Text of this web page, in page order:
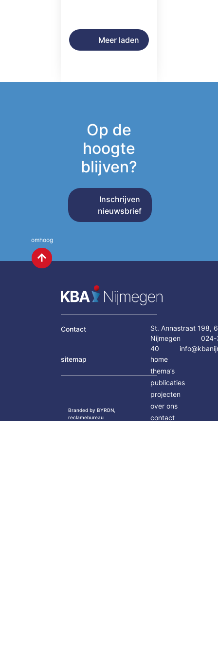
Meer laden
Op de
hoogte
blijven?
Inschrijven
nieuwsbrief
omhoog
Contact
St. Annastraat 198,
Nijmegen
024-
40
sitemap
home
thema’s
publicaties
projecten
over ons
contact
Branded by BYRON,
reclamebureau